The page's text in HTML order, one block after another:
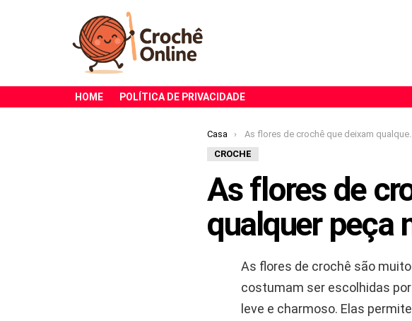
HOME POLÍTICA DE PRIVACIDADE
Você está aqui:
Casa
As flores de crochê que deixam qualquer peça mais charmosa na hora
CROCHE
As flores de
qualquer peça
As flores de crochê são
costumam ser escolhidas
leve e charmoso. Elas